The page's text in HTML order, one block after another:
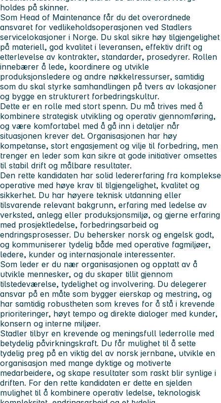
holdes på skinner.
Som Head of Maintenance får du det overordnede
ansvaret for vedlikeholdsoperasjonen ved Stadlers
servicelokasjoner i Norge. Du skal sikre høy tilgjengelighet
på materiell, god kvalitet i leveransen, effektiv drift og
etterlevelse av kontrakter, standarder, prosedyrer. Rollen
innebærer å lede, koordinere og utvikle
produksjonsledere og andre nøkkelressurser, samtidig
som du skal styrke samhandlingen på tvers av lokasjoner
og bygge en strukturert forbedringskultur.
Dette er en rolle med stort spenn. Du må trives med å
kombinere strategisk utvikling og operativ gjennomføring,
og være komfortabel med å gå inn i detaljer når
situasjonen krever det. Organisasjonen har høy
kompetanse, stort engasjement og vilje til forbedring, men
trenger en leder som kan sikre at gode initiativer omsettes
til stabil drift og målbare resultater.
Den rette kandidaten har solid ledererfaring fra komplekse
operative med høye krav til tilgjengelighet, kvalitet og
sikkerhet. Du har høyere teknisk utdanning eller
tilsvarende relevant bakgrunn, erfaring med ledelse av
verksted, anlegg eller produksjonsmiljø, og gjerne erfaring
med prosjektledelse, forbedringsarbeid og
endringsprosesser. Du behersker norsk og engelsk godt,
og kommuniserer tydelig både med operative fagmiljøer,
ledere, kunder og internasjonale interessenter.
Som leder er du nær organisasjonen og opptatt av å
utvikle mennesker, og du skaper tillit gjennom
tilstedeværelse, tydelighet og involvering. Du delegerer
ansvar på en måte som bygger eierskap og mestring, og
har samtidig robustheten som kreves for å stå i krevende
prioriteringer, høyt tempo og direkte dialoger med kunder,
konsern og interne miljøer.
Stadler tilbyr en krevende og meningsfull lederrolle med
betydelig påvirkningskraft. Du får mulighet til å sette
tydelig preg på en viktig del av norsk jernbane, utvikle en
organisasjon med mange dyktige og motiverte
medarbeidere, og skape resultater som raskt blir synlige i
driften. For den rette kandidaten er dette en sjelden
mulighet til å kombinere operativ ledelse, teknologisk